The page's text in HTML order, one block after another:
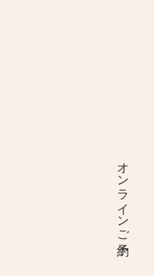
オンラインご予約